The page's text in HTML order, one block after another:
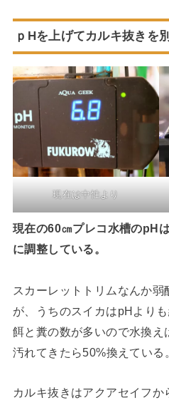
ｐHを上げてカルキ抜きを
現在は中性より
現在の60㎝プレコ水槽のpH
に調整している。
スカーレットトリムなんか
が、うちのスイカはpHよりも
餌と糞の数が多いので水換え
汚れてきたら50%換えている
カルキ抜きはアクアセイフ